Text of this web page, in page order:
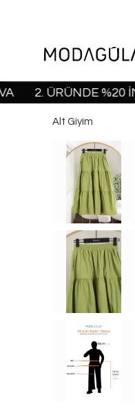
ÜRÜNDE %20
Alt Giyim